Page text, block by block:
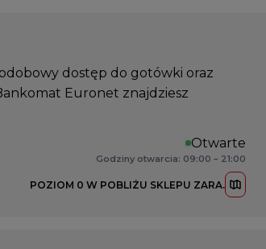
dostęp do gotówki oraz
Euronet znajdziesz
Otwarte
Godziny otwarcia: 09:00 – 21:00
POZIOM 0 W POBLIŻU SKLEPU ZARA.